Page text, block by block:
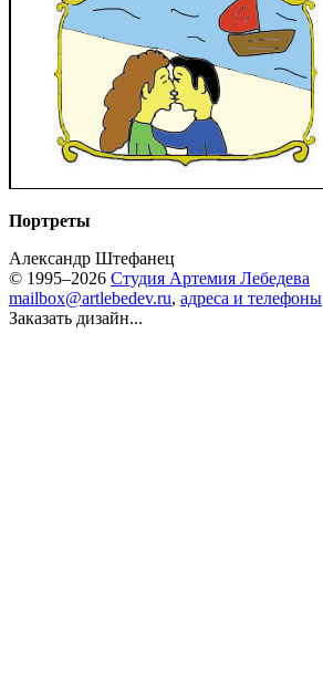
Портреты
Александр Штефанец
© 1995–2026 Студия Артемия Лебедева
mailbox@artlebedev.ru, адреса и телефоны
Заказать дизайн...